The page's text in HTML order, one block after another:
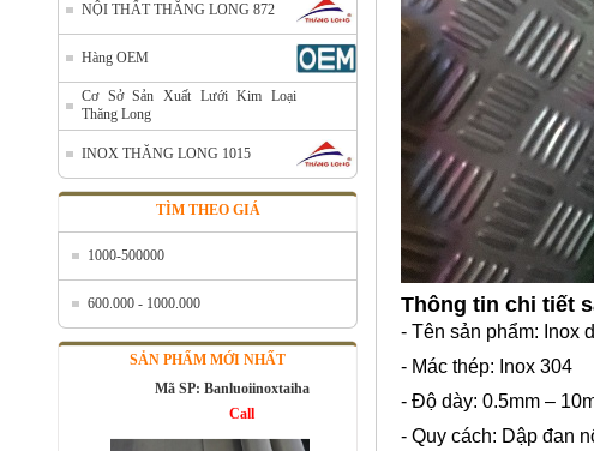
NỘI THẤT THĂNG LONG 872
Hàng OEM
Cơ Sở Sản Xuất Lưới Kim Loại
Thăng Long
INOX THĂNG LONG 1015
TÌM THEO GIÁ
1000-500000
600.000 - 1000.000
SẢN PHẨM MỚI NHẤT
Call
Thông tin chi tiết
- Tên sản phẩm: Inox
- Mác thép: Inox 304
- Độ dày: 0.5mm –
- Quy cách: Dập đan